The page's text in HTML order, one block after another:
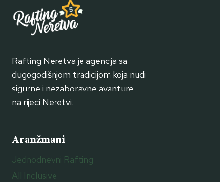
Rafting Neretva je agencija sa
dugogodišnjom tradicijom koja nudi
sigurne i nezaboravne avanture
na rijeci Neretvi.
Aranžmani
Jednodnevni Rafting
All Inclusive